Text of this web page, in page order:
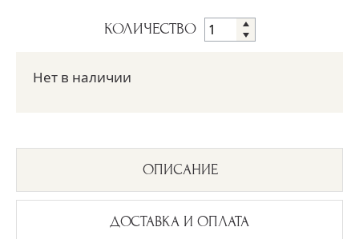
КОЛИЧЕСТВО
Нет в наличии
ОПИСАНИЕ
ДОСТАВКА И ОПЛАТА